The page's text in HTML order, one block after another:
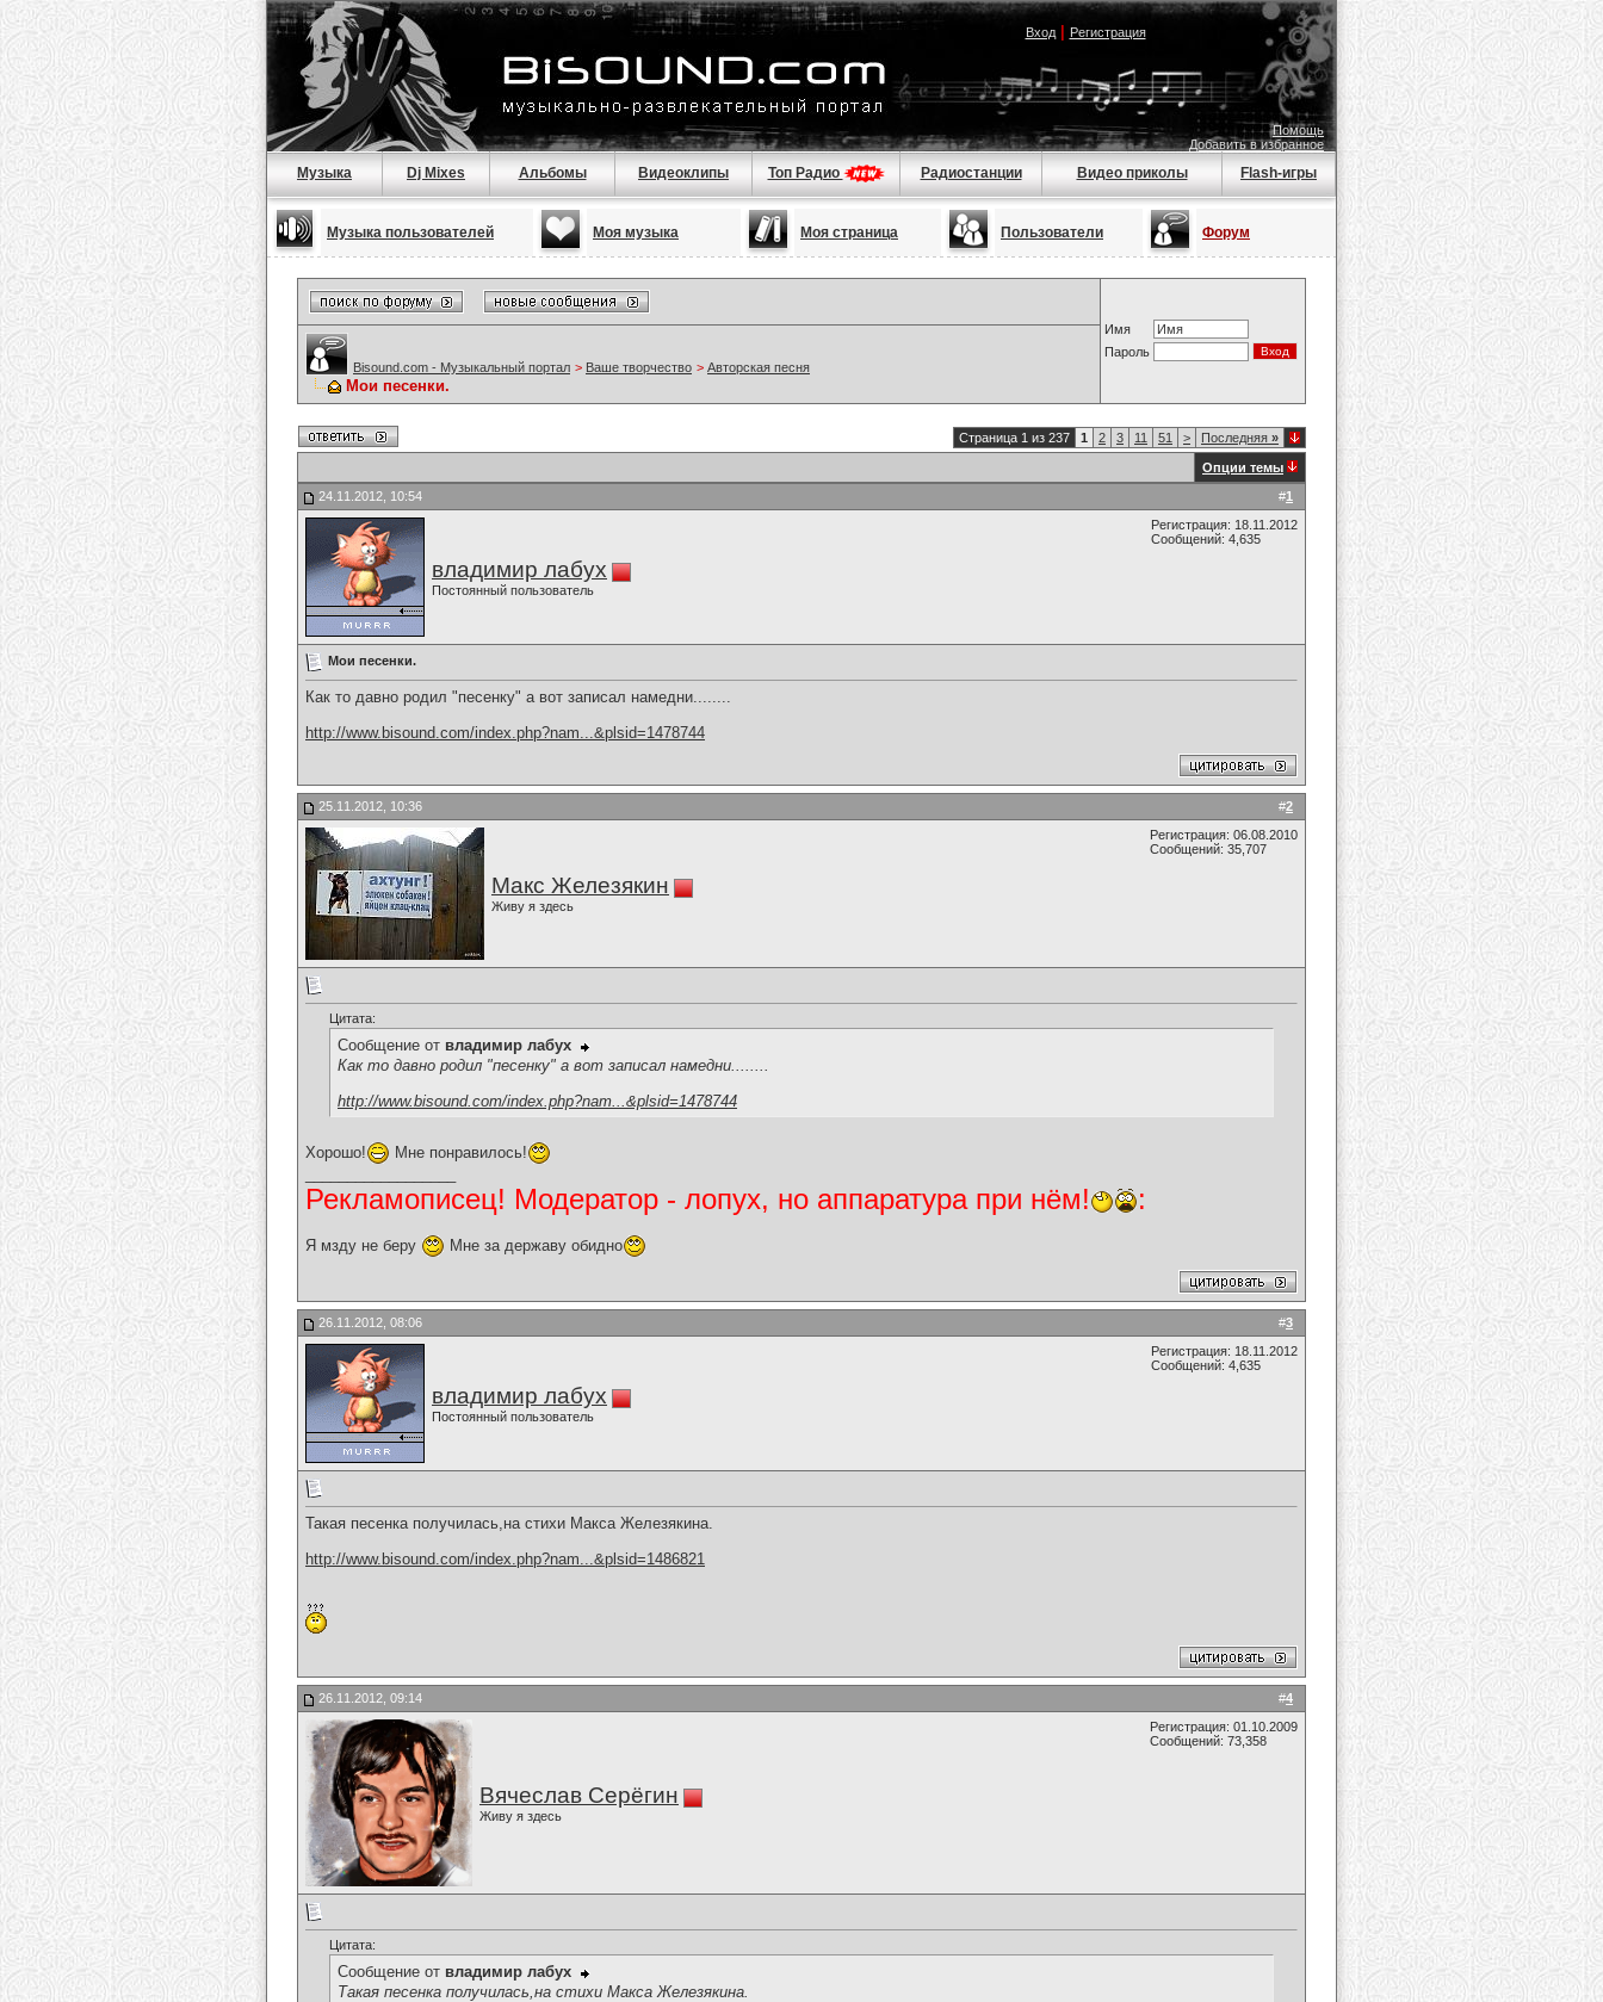
Вход| Регистрация
Помощь
Добавить в избранное
Музыка Dj Mixes Альбомы Видеоклипы Топ Радио Радиостанции Видео приколы Flash-игры
Музыка пользователей Моя музыка Моя страница Пользователи Форум
Имя
Пароль
Bisound.com - Музыкальный портал > Ваше творчество > Авторская песня
Мои песенки.
Страница 1 из 237 1 2 3 11 51 > Последняя »
Опции темы
#1
24.11.2012, 10:54
владимир лабух
Постоянный пользователь
Регистрация: 18.11.2012
Сообщений: 4,635
Мои песенки.
Как то давно родил "песенку" а вот записал намедни........
http://www.bisound.com/index.php?nam...&plsid=1478744
#2
25.11.2012, 10:36
Макс Железякин
Живу я здесь
Регистрация: 06.08.2010
Сообщений: 35,707
Цитата:
Сообщение от владимир лабух
Как то давно родил "песенку" а вот записал намедни........
http://www.bisound.com/index.php?nam...&plsid=1478744
Хорошо!
Мне понравилось!
Рекламописец! Модератор - лопух, но аппаратура при нём! :
Я мзду не беру Мне за державу обидно
#3
26.11.2012, 08:06
владимир лабух
Постоянный пользователь
Регистрация: 18.11.2012
Сообщений: 4,635
Такая песенка получилась,на стихи Макса Железякина.
http://www.bisound.com/index.php?nam...&plsid=1486821
#4
26.11.2012, 09:14
Вячеслав Серёгин
Живу я здесь
Регистрация: 01.10.2009
Сообщений: 73,358
Цитата:
Сообщение от владимир лабух
Такая песенка получилась,на стихи Макса Железякина.